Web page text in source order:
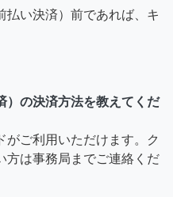
払い決済）前であれば、キ
）の決済方法を教えてくだ
がご利用いただけます。ク
方は事務局までご連絡くだ